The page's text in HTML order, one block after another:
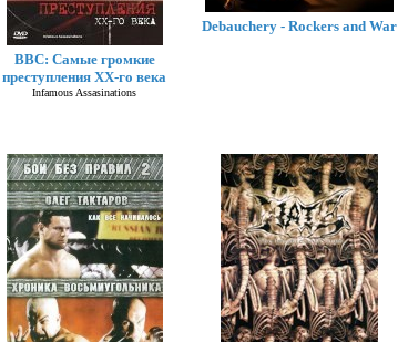
BBC: Самые громкие
преступления XX-го века
Infamous Assasinations
Debauchery - Rockers and War